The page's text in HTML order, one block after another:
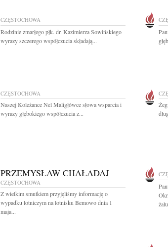
CZĘSTOCHOWA
Rodzinie zmarłego płk. dr. Kazimierza Sowińskiego
wyrazy szczerego współczucia składają...
CZĘSTOCHOWA
Naszej Koleżance Nel Maligłówce słowa wsparcia i
wyrazy głębokiego współczucia z...
PRZEMYSŁAW CHAŁADAJ
CZĘSTOCHOWA
Z wielkim smutkiem przyjęliśmy informację o
wypadku lotniczym na lotnisku Bemowo dnia 1
maja...